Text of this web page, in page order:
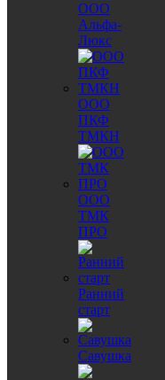
ООО
Альфа-
Люкс
ООО
ПКФ
ТМКН
ООО
ТМК
ПРО
Ранний
старт
Савушка